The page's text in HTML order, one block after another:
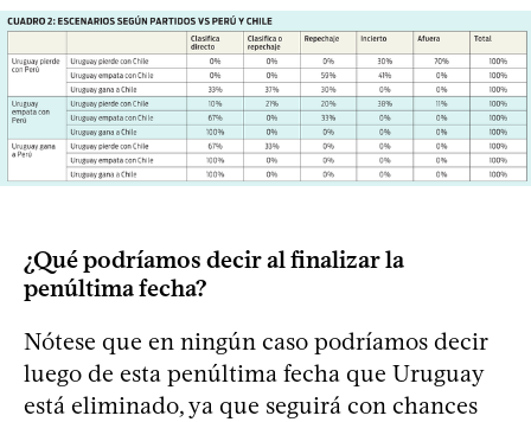
¿Qué podríamos decir al finalizar la
penúltima fecha?
Nótese que en ningún caso podríamos decir
luego de esta penúltima fecha que Uruguay
está eliminado, ya que seguirá con chances